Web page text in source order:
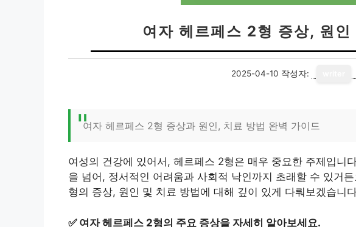
여자 헤르페스 2형 증상, 원인
2025-04-10 작성자:
여자 헤르페스 2형 증상과 원인, 치료 방법 완벽 가이드
여성의 건강에 있어서, 헤르페스 2형은 매우 중요한 주제입니
을 넘어, 정서적인 어려움과 사회적 낙인까지 초래할 수 있거
형의 증상, 원인 및 치료 방법에 대해 깊이 있게 다뤄보겠습니
✅ 여자 헤르페스 2형의 주요 증상을 자세히 알아보세요.